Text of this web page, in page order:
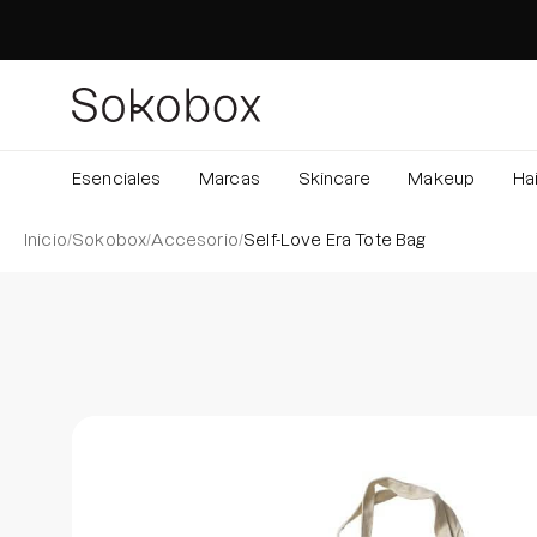
contenido
Esenciales Marcas Skincare Makeup
Inicio/Sokobox/Accesorio/Self-Love Era Tote Bag